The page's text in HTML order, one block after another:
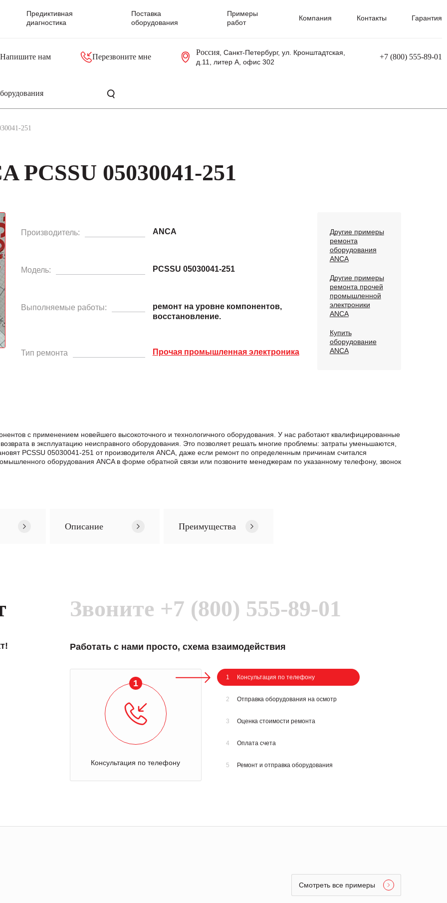
Предиктивная
диагностика
Поставка
оборудования
Примеры
работ
Компания Контакты Гарантия
Напишите нам Перезвоните мне
Россия, Санкт-Петербург, ул. Кронштадтская,
д.11, литер А, офис 302
+7 (800) 555-89-01
251
PCSSU 05030041-251
Производитель: ANCA
Модель: PCSSU 05030041-251
Выполняемые работы:
ремонт на уровне компонентов,
восстановление.
Тип ремонта Прочая промышленная электроника
Другие примеры
ремонта
оборудования
ANCA
Другие примеры
ремонта прочей
промышленной
электроники
ANCA
Купить
оборудование
ANCA
с применением новейшего высокоточного и технологичного оборудования. У нас работают квалифицированные
в эксплуатацию неисправного оборудования. Это позволяет решать многие проблемы: затраты уменьшаются,
PCSSU 05030041-251 от производителя ANCA, даже если ремонт по определенным причинам считался
оборудования ANCA в формe обратной связи или позвоните менеджерам по указанному телефону, звонок
Описание Преимущества
Звоните +7 (800) 555-89-01
Работать с нами просто, схема взаимодействия
1
Консультация по телефону
1 Консультация по телефону
2 Отправка оборудования на осмотр
3 Оценка стоимости ремонта
4 Оплата счета
5 Ремонт и отправка оборудования
Смотреть все примеры